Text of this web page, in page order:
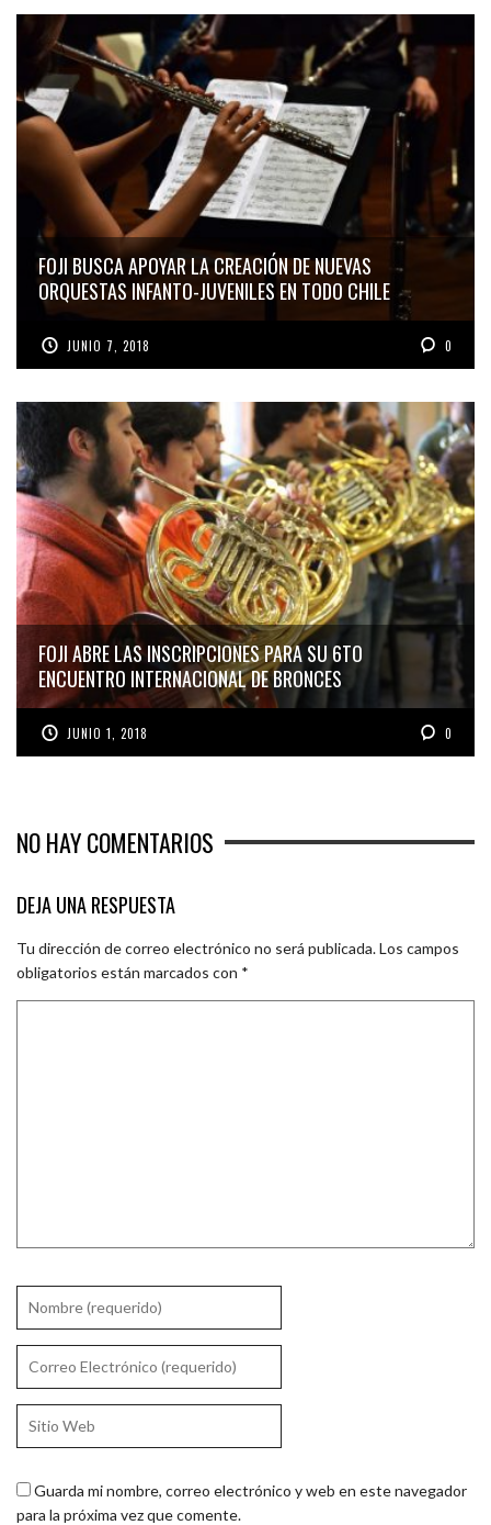
FOJI BUSCA APOYAR LA CREACIÓN DE NUEVAS
ORQUESTAS INFANTO-JUVENILES EN TODO CHILE
JUNIO 7, 2018 0
FOJI ABRE LAS INSCRIPCIONES PARA SU 6TO
ENCUENTRO INTERNACIONAL DE BRONCES
JUNIO 1, 2018 0
NO HAY COMENTARIOS
DEJA UNA RESPUESTA
Tu dirección de correo electrónico no será publicada.Los campos
obligatorios están marcados con *
Guarda mi nombre, correo electrónico y web en este navegador
para la próxima vez que comente.